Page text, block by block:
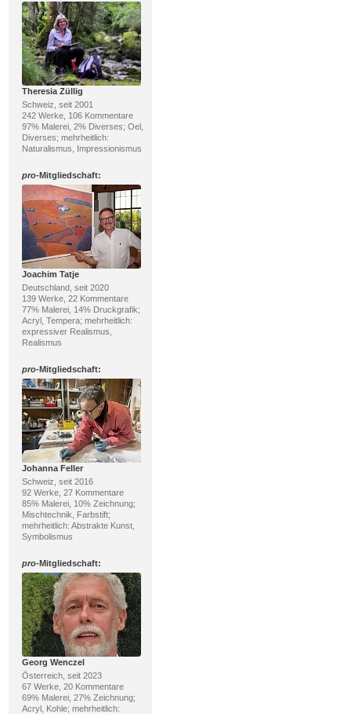
Theresia Züllig
Schweiz, seit 2001
242 Werke, 106 Kommentare
97% Malerei, 2% Diverses; Oel,
Diverses; mehrheitlich:
Naturalismus, Impressionismus
pro-Mitgliedschaft:
Joachim Tatje
Deutschland, seit 2020
139 Werke, 22 Kommentare
77% Malerei, 14% Druckgrafik;
Acryl, Tempera; mehrheitlich:
expressiver Realismus,
Realismus
pro-Mitgliedschaft:
Johanna Feller
Schweiz, seit 2016
92 Werke, 27 Kommentare
85% Malerei, 10% Zeichnung;
Mischtechnik, Farbstift;
mehrheitlich: Abstrakte Kunst,
Symbolismus
pro-Mitgliedschaft:
Georg Wenczel
Österreich, seit 2023
67 Werke, 20 Kommentare
69% Malerei, 27% Zeichnung;
Acryl, Kohle; mehrheitlich: